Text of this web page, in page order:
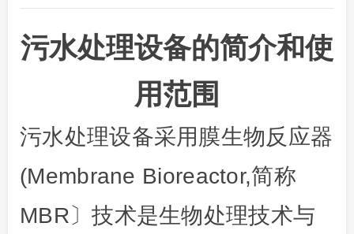
污水处理设备的简介和使
用范围
污水处理设备采用膜生物反应器
(Membrane Bioreactor,简称
MBR〕技术是生物处理技术与